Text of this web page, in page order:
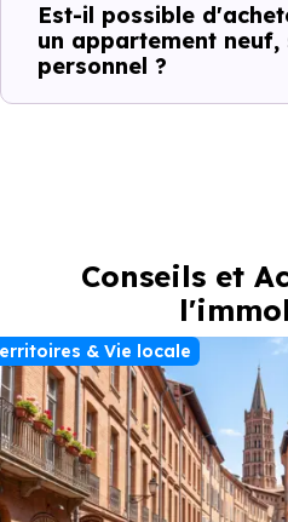
Est-il possible
un appartement
personnel ?
Conseils et
& Vie locale